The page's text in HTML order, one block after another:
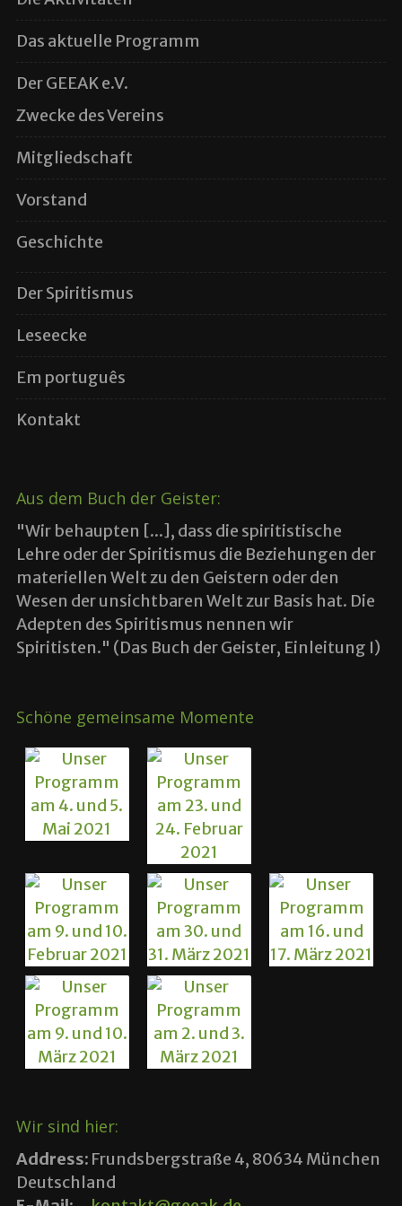
Das aktuelle Programm
Der GEEAK e.V.
Zwecke des Vereins
Mitgliedschaft
Vorstand
Geschichte
Der Spiritismus
Leseecke
Em português
Kontakt
Aus dem Buch der Geister:
"Wir behaupten [...], dass die spiritistische
Lehre oder der Spiritismus die Beziehungen der
materiellen Welt zu den Geistern oder den
Wesen der unsichtbaren Welt zur Basis hat. Die
Adepten des Spiritismus nennen wir
Spiritisten." (Das Buch der Geister, Einleitung I)
Schöne gemeinsame Momente
Wir sind hier:
Address:Frundsbergstraße 4, 80634 München
Deutschland